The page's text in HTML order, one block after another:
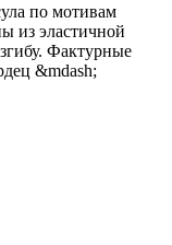
по мотивам
из эластичной
Фактурные
&mdash;